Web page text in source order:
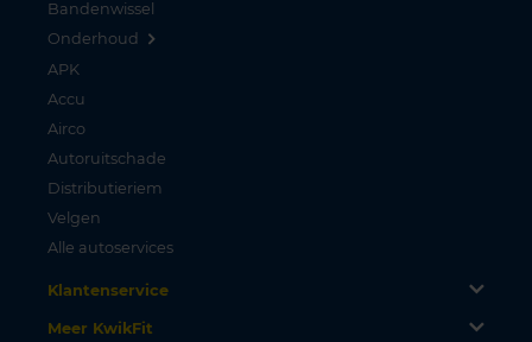
Bandenwissel
Onderhoud
APK
Accu
Airco
Autoruitschade
Distributieriem
Velgen
Alle autoservices
Klantenservice
Meer KwikFit